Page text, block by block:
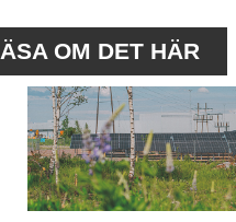
OM DET HÄR